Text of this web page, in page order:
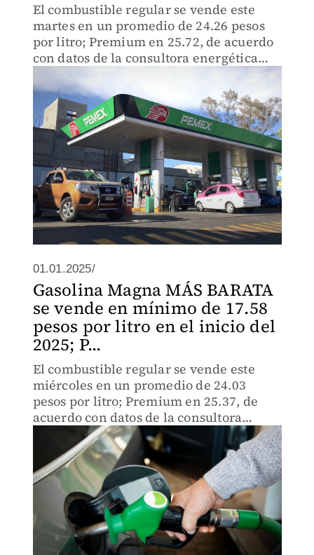
El combustible regular se vende este
martes en un promedio de 24.26 pesos
por litro; Premium en 25.72, de acuerdo
con datos de la consultora energética
01.01.2025/
Gasolina Magna MÁS BARATA
se vende en mínimo de 17.58
pesos por litro en el inicio del
2025; P...
El combustible regular se vende este
miércoles en un promedio de 24.03
pesos por litro; Premium en 25.37, de
acuerdo con datos de la consultora
energética PETROIntelligence.